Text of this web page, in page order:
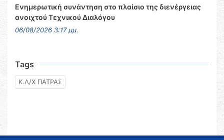
Ενημερωτική συνάντηση στο πλαίσιο της διενέργειας
ανοιχτού Τεχνικού Διαλόγου
06/08/2026 3:17 μμ.
Tags
Κ.Λ/Χ ΠΑΤΡΑΣ